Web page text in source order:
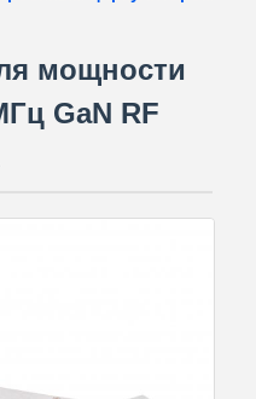
мощности
GaN RF